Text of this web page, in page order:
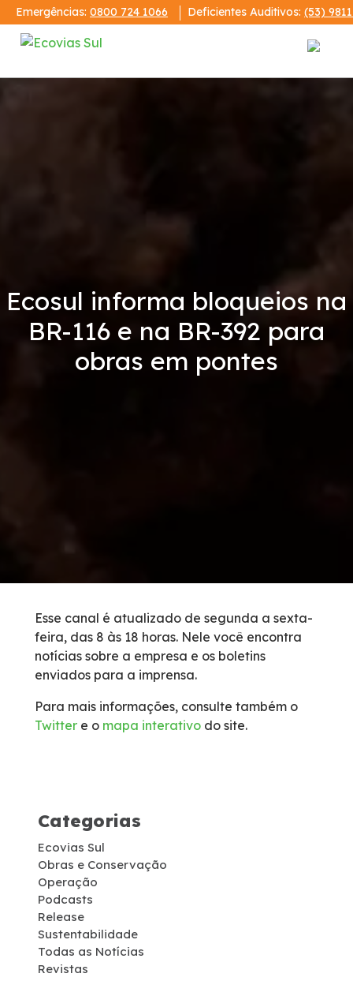
Emergências: 0800 724 1066 Deficientes Auditivos: (53)
Código de Conduta
Condições da Via
Inspeção de Tráfego
Guincho
Socorro Médico
Cargas Especiais
Links Úteis
SAU's
Carta ao Usuário
Ecosul informa bloqueios na
BR-116 e na BR-392 para
obras em pontes
Esse canal é atualizado de segunda a sexta-
feira, das 8 às 18 horas. Nele você encontra
notícias sobre a empresa e os boletins
enviados para a imprensa.
Para mais informações, consulte também o
Twitter e o mapa interativo do site.
Categorias
Ecovias Sul
Obras e Conservação
Operação
Podcasts
Release
Sustentabilidade
Todas as Notícias
Revistas